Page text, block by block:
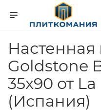
Настенная
Goldstone
35x90 от
(Испания)